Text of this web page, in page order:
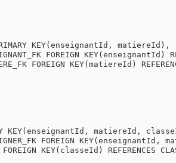
KEY(enseignantId, matiereId),
FOREIGN KEY(enseignantId)
FOREIGN KEY(matiereId)
KEY(enseignantId, matiereId,
FOREIGN KEY(enseignantId,
KEY(classeId) REFERENCES